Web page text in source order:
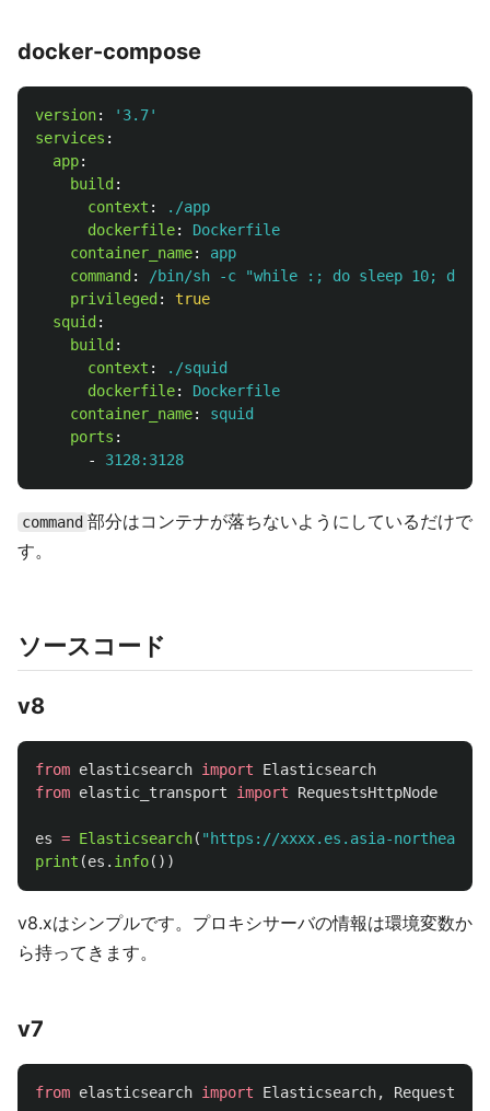
docker-compose
version: ' 3.7'
services :
app:
build :
context :
./app
dockerfile:
Dockerfile
container_name:
app
command :
/bin/sh -c "while :; do sleep 10; done"
privileged :
true
squid :
build :
context :
./squid
dockerfile:
Dockerfile
container_name:
squid
ports :
-
3128:3128
command 部分はコンテナが落ちないようにしているだけで
す。
ソースコード
v8
from elasticsearch import
Elasticsearch
from elastic_transport import RequestsHttpNode
es = Elasticsearch( " https://xxxx.es.asia-
print (es . info())
v8.xはシンプルです。プロキシサーバの情報は環境変数か
ら持ってきます。
v7
from elasticsearch import Elasticsearch,